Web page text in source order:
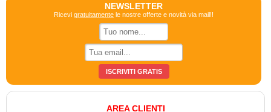
NEWSLETTER
Ricevigratuitamente le nostre offerte e novità via mail!!
AREA CLIENTI